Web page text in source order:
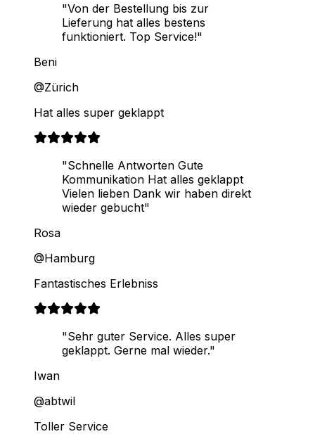
"Von der Bestellung bis zur
Lieferung hat alles bestens
funktioniert. Top Service!"
Beni
@Zürich
Hat alles super geklappt
"Schnelle Antworten Gute
Kommunikation Hat alles geklappt
Vielen lieben Dank wir haben direkt
wieder gebucht"
Rosa
@Hamburg
Fantastisches Erlebniss
"Sehr guter Service. Alles super
geklappt. Gerne mal wieder."
Iwan
@abtwil
Toller Service